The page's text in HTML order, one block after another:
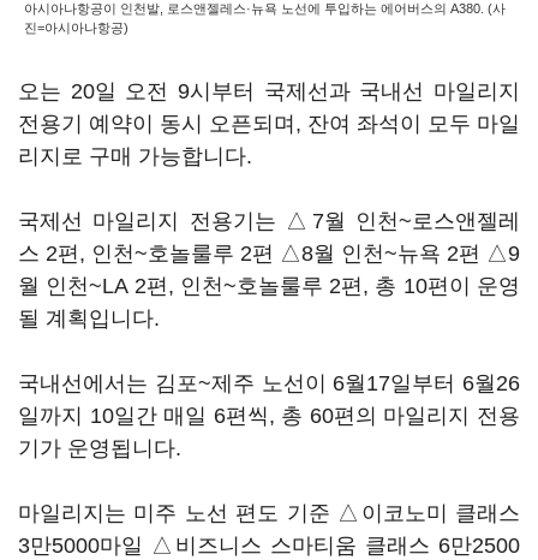
아시아나항공이 인천발, 로스앤젤레스·뉴욕 노선에 투입하는 에어버스의 A380. (사
진=아시아나항공)
오는 20일 오전 9시부터 국제선과 국내선 마일리지
전용기 예약이 동시 오픈되며, 잔여 좌석이 모두 마일
리지로 구매 가능합니다.
국제선 마일리지 전용기는 △7월 인천~로스앤젤레
스 2편, 인천~호놀룰루 2편 △8월 인천~뉴욕 2편 △9
월 인천~LA 2편, 인천~호놀룰루 2편, 총 10편이 운영
될 계획입니다.
국내선에서는 김포~제주 노선이 6월17일부터 6월26
일까지 10일간 매일 6편씩, 총 60편의 마일리지 전용
기가 운영됩니다.
마일리지는 미주 노선 편도 기준 △이코노미 클래스
3만5000마일 △비즈니스 스마티움 클래스 6만2500